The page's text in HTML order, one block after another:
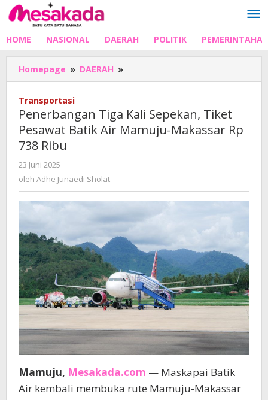
Lewati
ke
HOME NASIONAL DAERAH POLITIK
Homepage » DAERAH »
Tiga
Tiket
Pesawat
Rp
Ribu
Transportasi
Penerbangan Tiga Kali Sepekan, Tiket
Pesawat Batik Air Mamuju-Makassar Rp
738 Ribu
23 Juni 2025
Adhe
oleh Adhe Junaedi Sholat
Mamuju, Mesakada.com — Maskapai Batik
Air kembali membuka rute Mamuju-Makassar